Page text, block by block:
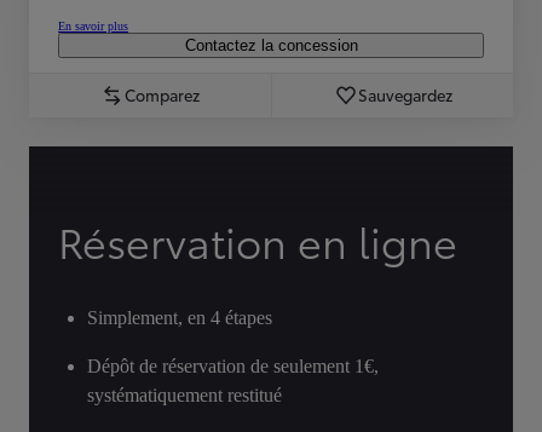
En savoir plus
Contactez la concession
Comparez Sauvegardez
Réservation en ligne
Simplement, en 4 étapes
Dépôt de réservation de seulement 1€,
systématiquement restitué